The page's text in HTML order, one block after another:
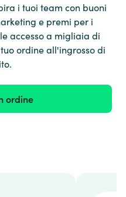
i tuoi team con buoni
e premi per i
accesso a migliaia di
ordine all'ingrosso di
ordine